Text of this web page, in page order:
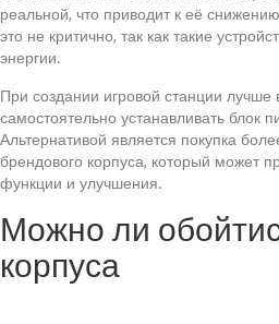
реальной, что приводит к её
это не критично, так как такие
энергии.
При создании игровой станции
самостоятельно устанавливать блок
Альтернативой является покупка
брендового корпуса, который может
функции и улучшения.
Можно ли
корпуса